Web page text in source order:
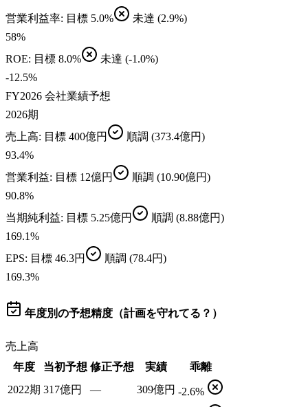
営業利益率: 目標 5.0% 未達 (2.9%)
58%
ROE: 目標 8.0% 未達 (-1.0%)
-12.5%
FY2026 会社業績予想
2026期
売上高: 目標 400億円 順調 (373.4億円)
93.4%
営業利益: 目標 12億円 順調 (10.90億円)
90.8%
当期純利益: 目標 5.25億円 順調 (8.88億円)
169.1%
EPS: 目標 46.3円 順調 (78.4円)
169.3%
年度別の予想精度（計画を守れてる？）
売上高
年度
当初予想 修正予想 実績
乖離
2022期 317億円 — 309億円 -2.6%